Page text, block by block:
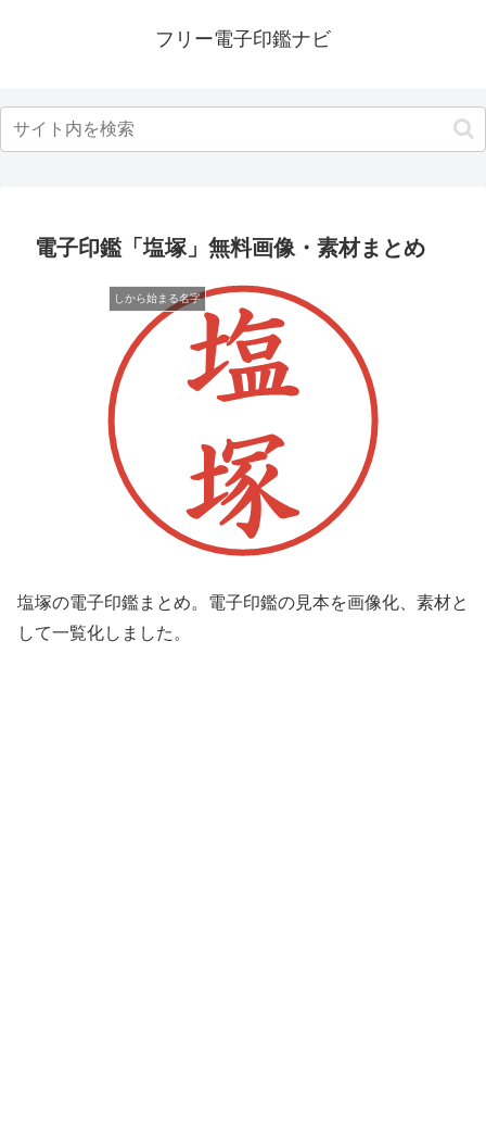
フリー電子印鑑ナビ
電子印鑑「塩塚」無料画像・素材まとめ
しから始まる名字
塩塚の電子印鑑まとめ。電子印鑑の見本を画像化、素材と
して一覧化しました。